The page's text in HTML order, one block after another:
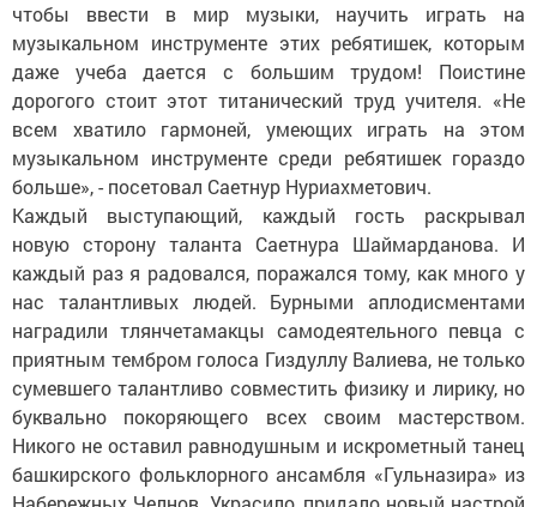
чтобы ввести в мир музыки, научить играть на
музыкальном инструменте этих ребятишек, которым
даже учеба дается с большим трудом! Поистине
дорогого стоит этот титанический труд учителя. «Не
всем хватило гармоней, умеющих играть на этом
музыкальном инструменте среди ребятишек гораздо
больше», - посетовал Саетнур Нуриахметович.
Каждый выступающий, каждый гость раскрывал
новую сторону таланта Саетнура Шаймарданова. И
каждый раз я радовался, поражался тому, как много у
нас талантливых людей. Бурными аплодисментами
наградили тлянчетамакцы самодеятельного певца с
приятным тембром голоса Гиздуллу Валиева, не только
сумевшего талантливо совместить физику и лирику, но
буквально покоряющего всех своим мастерством.
Никого не оставил равнодушным и искрометный танец
башкирского фольклорного ансамбля «Гульназира» из